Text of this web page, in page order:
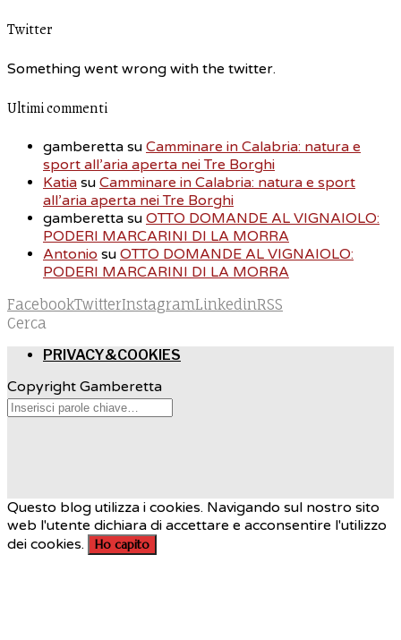
Twitter
Something went wrong with the twitter.
Ultimi commenti
gamberetta su Camminare in Calabria: natura e
sport all’aria aperta nei Tre Borghi
Katia su Camminare in Calabria: natura e sport
all’aria aperta nei Tre Borghi
gamberetta su OTTO DOMANDE AL VIGNAIOLO:
PODERI MARCARINI DI LA MORRA
Antonio su OTTO DOMANDE AL VIGNAIOLO:
PODERI MARCARINI DI LA MORRA
FacebookTwitterInstagramLinkedinRSS
Cerca
PRIVACY&COOKIES
Copyright Gamberetta
Questo blog utilizza i cookies. Navigando sul nostro sito
web l'utente dichiara di accettare e acconsentire l'utilizzo
dei cookies.
Ho capito